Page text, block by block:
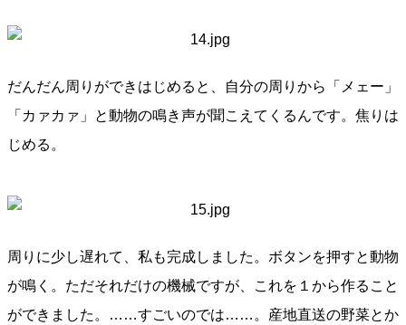
だんだん周りができはじめると、自分の周りから「メェー」
「カァカァ」と動物の鳴き声が聞こえてくるんです。焦りは
じめる。
周りに少し遅れて、私も完成しました。ボタンを押すと動物
が鳴く。ただそれだけの機械ですが、これを１から作ること
ができました。……すごいのでは……。産地直送の野菜とか